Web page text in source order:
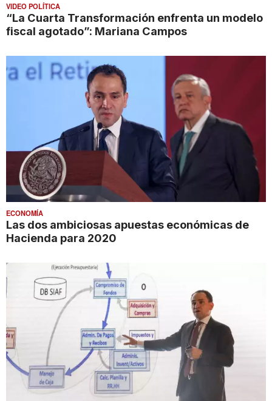
VIDEO POLÍTICA
“La Cuarta Transformación enfrenta un modelo
fiscal agotado”: Mariana Campos
ECONOMÍA
Las dos ambiciosas apuestas económicas de
Hacienda para 2020